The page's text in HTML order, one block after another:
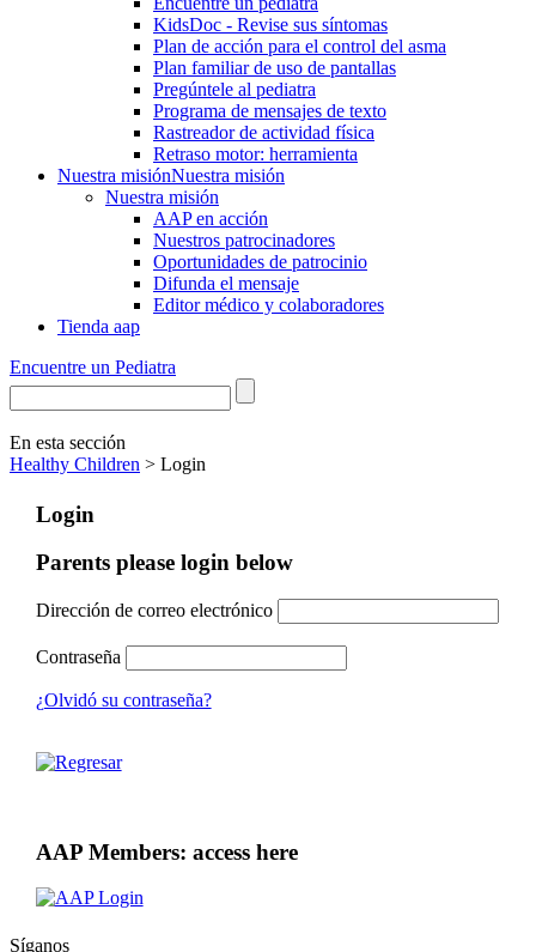
KidsDoc - Revise sus síntomas
Plan de acción para el control del asma
Plan familiar de uso de pantallas
Pregúntele al pediatra
Programa de mensajes de texto
Rastre​​ador de activida​d física
Retraso motor: herramienta
Nuestra misiónNuestra misión
Nuestra misión
AAP en acción
Nuestros patrocinadores
Oportunidades de patrocinio
Difunda el mensaje
Editor médico y colaboradores
Tienda aap
Encuentre un Pediatra
En esta sección
Healthy Children > Login
Login
Parents please login below
Dirección de correo electrónico
Contraseña
¿Olvidó su contraseña?
AAP Members: access here
Síganos